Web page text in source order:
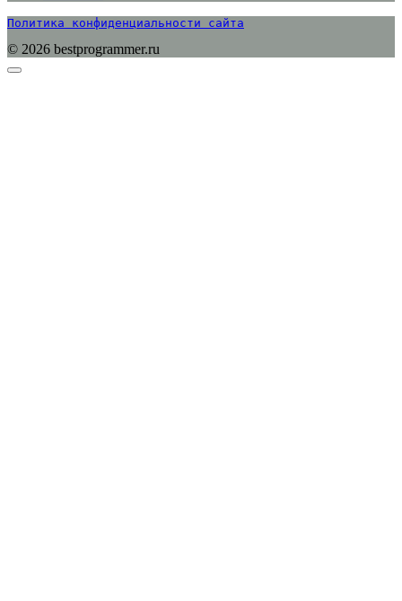
Политика конфиденциальности сайта
© 2026 bestprogrammer.ru